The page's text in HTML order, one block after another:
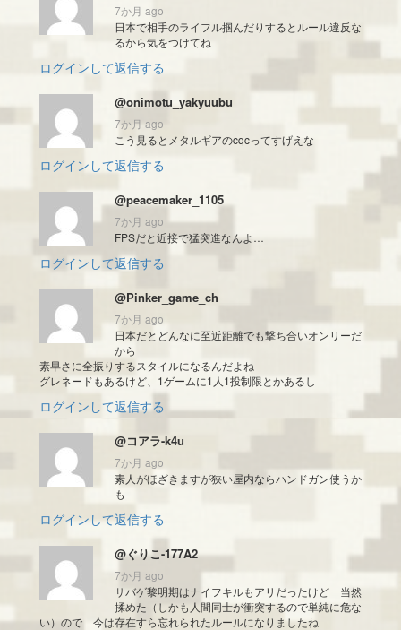
7か月 ago
日本で相手のライフル掴んだりするとルール違反な
るから気をつけてね
ログインして返信する
@onimotu_yakyuubu
7か月 ago
こう見るとメタルギアのcqcってすげえな
ログインして返信する
@peacemaker_1105
7か月 ago
FPSだと近接で猛突進なんよ…
ログインして返信する
@Pinker_game_ch
7か月 ago
日本だとどんなに至近距離でも撃ち合いオンリーだ
から
素早さに全振りするスタイルになるんだよね
グレネードもあるけど、1ゲームに1人1投制限とかあるし
ログインして返信する
@コアラ-k4u
7か月 ago
素人がほざきますが狭い屋内ならハンドガン使うか
も
ログインして返信する
@ぐりこ-177A2
7か月 ago
サバゲ黎明期はナイフキルもアリだったけど 当然
揉めた（しかも人間同士が衝突するので単純に危な
い）ので 今は存在すら忘れられたルールになりましたね